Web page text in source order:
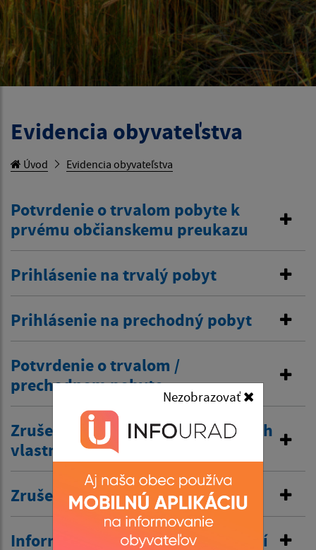
Nezobrazovať
Evidencia obyvateľstva
Úvod Evidencia obyvateľstva
Potvrdenie o trvalom pobyte k
prvému občianskemu preukazu
Prihlásenie na trvalý pobyt
Prihlásenie na prechodný pobyt
Potvrdenie o trvalom /
prechodnom pobyte
Zrušenie trvalého pobytu na návrh
vlastníka budovy
Zrušenie prechodného pobytu
Informovanie o pobyte v zahraničí